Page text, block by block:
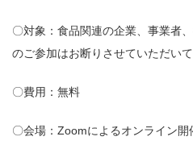
〇対象：食品関連の企業、事業
のご参加はお断りさせていただいて
〇費用：無料
〇会場：Zoomによるオンライン開